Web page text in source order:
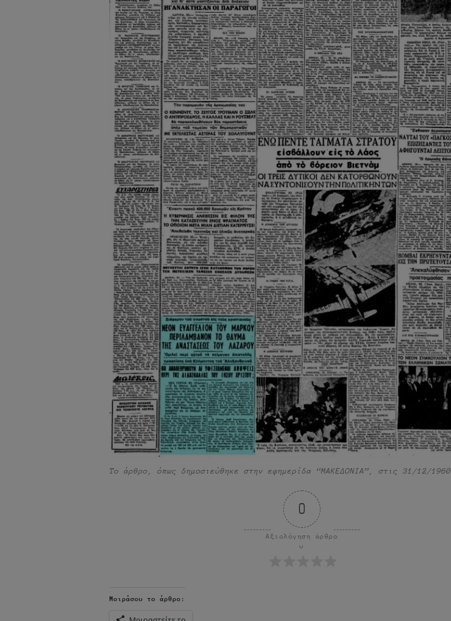
Το άρθρο, όπως δημοσιεύθηκε στην εφημερίδα “ΜΑΚΕΔΟΝΙΑ”, στις 31/12/1960
0
Αξιολόγηση άρθρο
υ
Μοιράσου το άρθρο: